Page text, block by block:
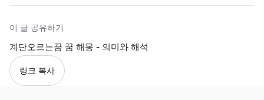
이 글 공유하기
계단오르는꿈 꿈 해몽 - 의미와 해석
링크 복사